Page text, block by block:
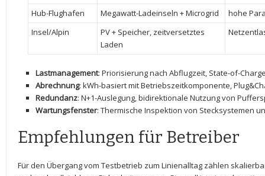
Hub-Flughafen
Megawatt-Ladeinseln + Microgrid
hohe
Insel/Alpin
PV + Speicher, zeitversetztes
‍Laden
Lastmanagement: Priorisierung ⁢nach Abflugzeit, State-of-
Abrechnung: ⁣kWh-basiert mit Betriebszeitkomponente,‍
Redundanz: ⁢N+1-Auslegung, bidirektionale Nutzung ⁣von
Wartungsfenster:‌ Thermische Inspektion von Stecksystemen
Empfehlungen für ​Betreiber
Für ⁤den Übergang vom Testbetrieb zum Linienalltag zählen